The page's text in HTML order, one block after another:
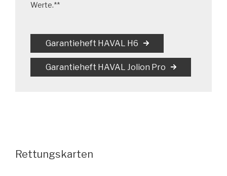
Werte.**
Garantieheft HAVAL H6
Garantieheft HAVAL Jolion Pro
Rettungskarten